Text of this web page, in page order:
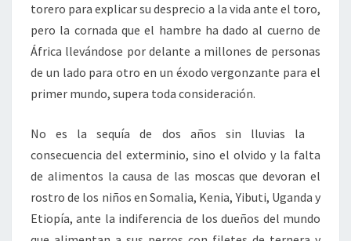
torero para explicar su desprecio a la vida ante el toro,
pero la cornada que el hambre ha dado al cuerno de
África llevándose por delante a millones de personas
de un lado para otro en un éxodo vergonzante para el
primer mundo, supera toda consideración.
No es la sequía de dos años sin lluvias la
consecuencia del exterminio, sino el olvido y la falta
de alimentos la causa de las moscas que devoran el
rostro de los niños en Somalia, Kenia, Yibuti, Uganda y
Etiopía, ante la indiferencia de los dueños del mundo